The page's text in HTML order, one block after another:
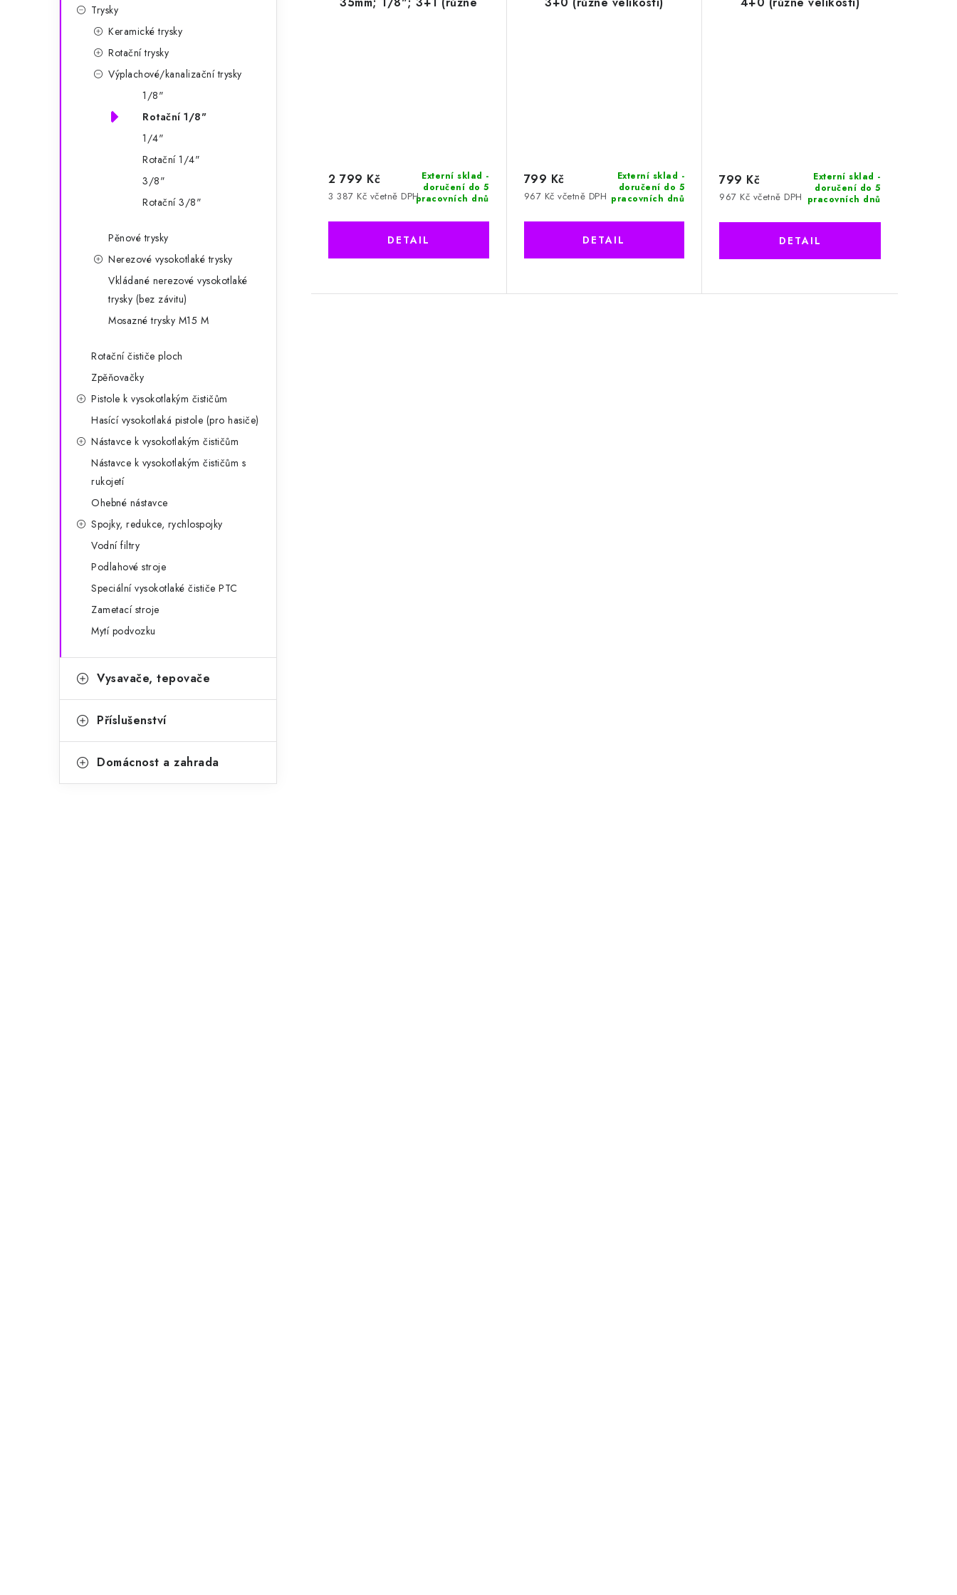
Trysky
Keramické trysky
Rotační trysky
Výplachové/kanalizační trysky
1/8"
Rotační 1/8"
1/4"
Rotační 1/4"
3/8"
Rotační 3/8"
Pěnové trysky
Nerezové vysokotlaké trysky
Vkládané nerezové vysokotlaké
trysky (bez závitu)
Mosazné trysky M15 M
Rotační čističe ploch
Zpěňovačky
Pistole k vysokotlakým čističům
Hasící vysokotlaká pistole (pro hasiče)
Nástavce k vysokotlakým čističům
Nástavce k vysokotlakým čističům s
rukojetí
Ohebné nástavce
Spojky, redukce, rychlospojky
Vodní filtry
Podlahové stroje
Speciální vysokotlaké čističe PTC
Zametací stroje
Mytí podvozku
Vysavače, tepovače
Příslušenství
Domácnost a zahrada
Externí sklad -
doručení do 5
pracovních dnů
3 387 Kč včetně DPH
2 799 Kč
Externí sklad -
doručení do 5
pracovních dnů
967 Kč včetně DPH
799 Kč
Externí sklad -
doručení do 5
pracovních dnů
967 Kč včetně DPH
799 Kč